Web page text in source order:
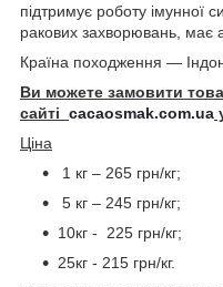
підтримує роботу імунної
ракових захворювань, має
Країна походження —
Ви можете замовити
сайті cacaosmak.com.ua
Ціна
1 кг – 265 грн/кг;
5 кг – 245 грн/кг;
10кг - 225 грн/кг;
25кг - 215 грн/кг.